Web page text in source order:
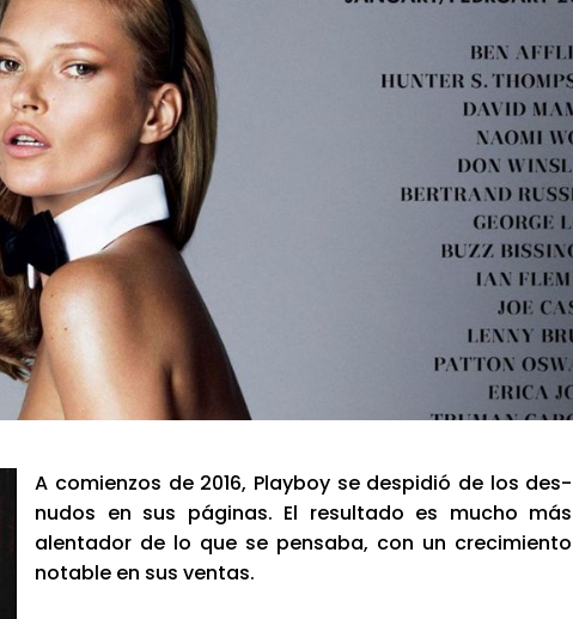
A comien­zos de 2016, Play­boy se des­pi­dió de los des­
nu­dos en sus pági­nas. El resul­ta­do es mucho más
alen­ta­dor de lo que se pen­sa­ba, con un cre­ci­mien­to
nota­ble en sus ven­tas.